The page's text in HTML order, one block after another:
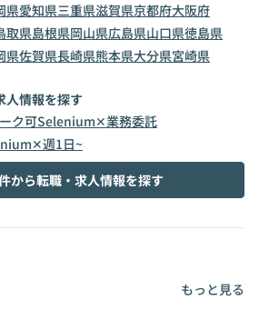
県愛知県三重県滋賀県京都府大阪府
取県島根県岡山県広島県山口県徳島県
県佐賀県長崎県熊本県大分県宮崎県
人情報を探す
ク可Selenium✕業務委託
週1日~
から転職・求人情報を探す
もっと見る